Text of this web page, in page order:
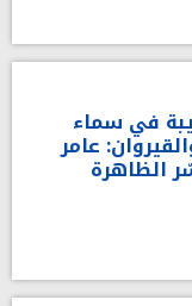
في سماء
عامر
الظاهرة